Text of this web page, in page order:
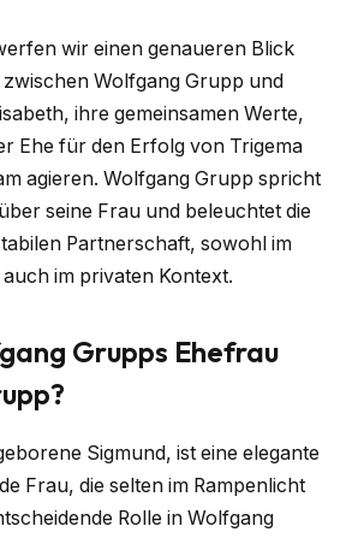
wir einen genaueren Blick
Wolfgang Grupp und
ihre gemeinsamen Werte,
Ehe für den Erfolg von Trigema
agieren. Wolfgang Grupp spricht
seine Frau und beleuchtet die
Partnerschaft, sowohl im
im privaten Kontext.
Grupps Ehefrau
Sigmund, ist eine elegante
Frau, die selten im Rampenlicht
Rolle in Wolfgang